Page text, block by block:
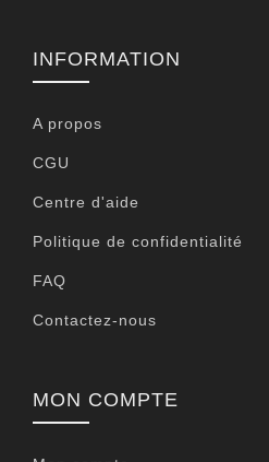
INFORMATION
A propos
CGU
Centre d'aide
Politique de confidentialité
FAQ
Contactez-nous
MON COMPTE